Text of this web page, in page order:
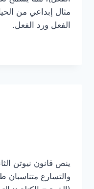
مثال إبداعي من
الفعل ورد الفعل.
ينص قانون نيوتن
والتسارع متناسبان